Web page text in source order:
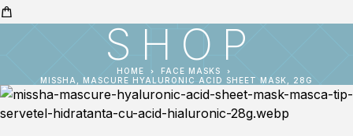
SHOP
HOME
FACE MASKS
MISSHA, MASCURE HYALURONIC ACID SHEET MASK, 28G